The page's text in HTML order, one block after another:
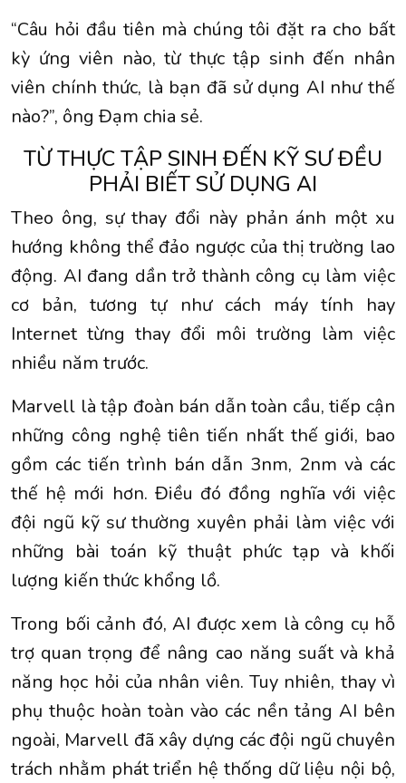
“Câu hỏi đầu tiên mà chúng tôi đặt ra cho bất
kỳ ứng viên nào, từ thực tập sinh đến nhân
viên chính thức, là bạn đã sử dụng AI như thế
nào?”, ông Đạm chia sẻ.
TỪ THỰC TẬP SINH ĐẾN KỸ SƯ ĐỀU
PHẢI BIẾT SỬ DỤNG AI
Theo ông, sự thay đổi này phản ánh một xu
hướng không thể đảo ngược của thị trường lao
động. AI đang dần trở thành công cụ làm việc
cơ bản, tương tự như cách máy tính hay
Internet từng thay đổi môi trường làm việc
nhiều năm trước.
Marvell là tập đoàn bán dẫn toàn cầu, tiếp cận
những công nghệ tiên tiến nhất thế giới, bao
gồm các tiến trình bán dẫn 3nm, 2nm và các
thế hệ mới hơn. Điều đó đồng nghĩa với việc
đội ngũ kỹ sư thường xuyên phải làm việc với
những bài toán kỹ thuật phức tạp và khối
lượng kiến thức khổng lồ.
Trong bối cảnh đó, AI được xem là công cụ hỗ
trợ quan trọng để nâng cao năng suấtvà khả
năng học hỏi của nhân viên. Tuy nhiên, thay vì
phụ thuộc hoàn toàn vào các nền tảng AI bên
ngoài, Marvell đã xây dựng các đội ngũ chuyên
trách nhằm phát triển hệ thống dữ liệu nội bộ,